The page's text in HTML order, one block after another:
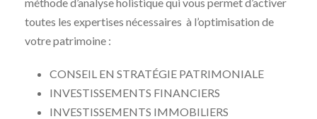
toutes les expertises nécessaires à l’optimisation de
votre patrimoine :
CONSEIL EN STRATÉGIE PATRIMONIALE
INVESTISSEMENTS FINANCIERS
INVESTISSEMENTS IMMOBILIERS